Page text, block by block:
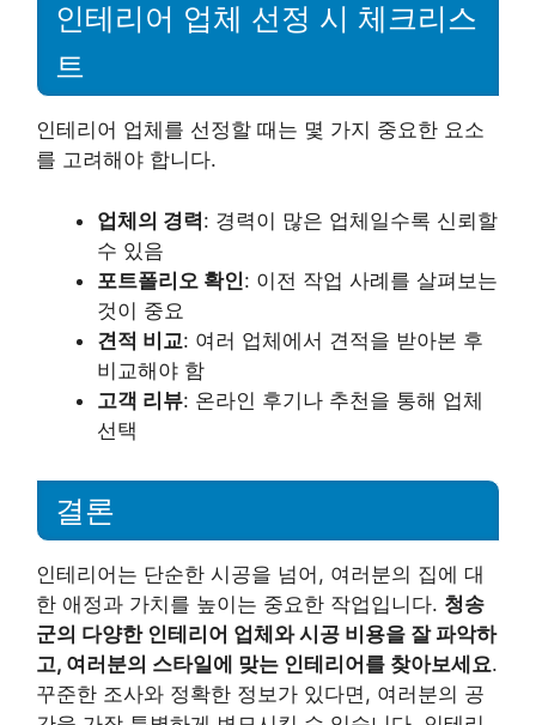
인테리어 업체 선정 시 체크리스
트
인테리어 업체를 선정할 때는 몇 가지 중요한 요소
를 고려해야 합니다.
업체의 경력: 경력이 많은 업체일수록 신뢰할
수 있음
포트폴리오 확인: 이전 작업 사례를 살펴보는
것이 중요
견적 비교: 여러 업체에서 견적을 받아본 후
비교해야 함
고객 리뷰: 온라인 후기나 추천을 통해 업체
선택
결론
인테리어는 단순한 시공을 넘어, 여러분의 집에 대
한 애정과 가치를 높이는 중요한 작업입니다. 청송
군의 다양한 인테리어 업체와 시공 비용을 잘 파악하
고, 여러분의 스타일에 맞는 인테리어를 찾아보세요.
꾸준한 조사와 정확한 정보가 있다면, 여러분의 공